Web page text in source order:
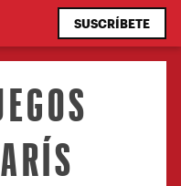
SUSCRÍBETE